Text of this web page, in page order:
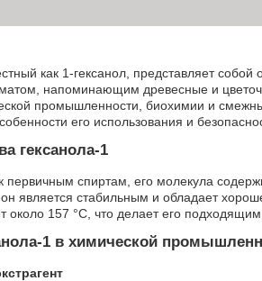
как 1-гексанол, представляет
напоминающим древесные и
промышленности, биохимии и
его использования и
гексанола-1
первичным спиртам, его молекула
является стабильным и обладает
около 157 °C, что делает его
1 в химической